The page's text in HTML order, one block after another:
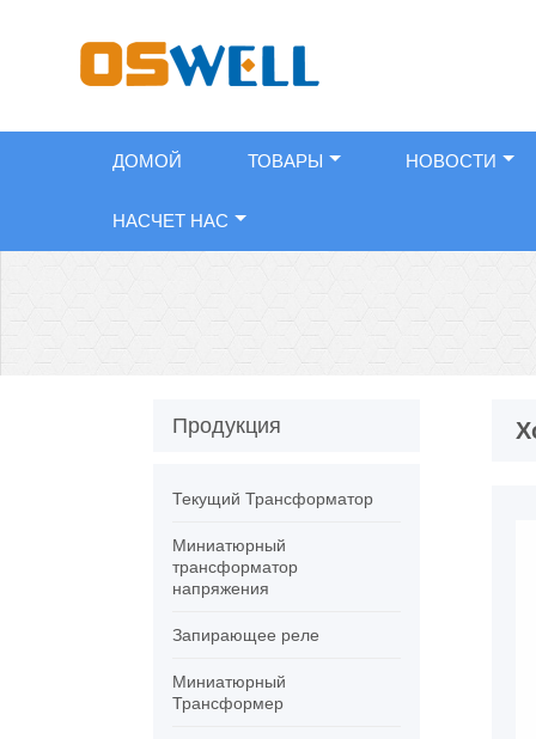
ДОМОЙ ТОВАРЫ НОВОСТИ
НАСЧЕТ НАС
Продукция
Текущий Трансформатор
Миниатюрный
трансформатор
напряжения
Запирающее реле
Миниатюрный
Трансформер